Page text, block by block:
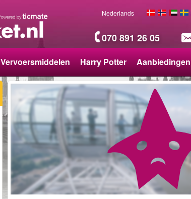
070 891 26 05
Nederlands
Vervoersmiddelen Harry Potter Aanbiedingen